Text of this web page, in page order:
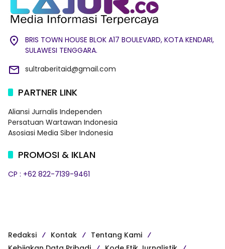
BRIS TOWN HOUSE BLOK A17 BOULEVARD, KOTA KENDARI,
SULAWESI TENGGARA.
sultraberitaid@gmail.com
PARTNER LINK
Aliansi Jurnalis Independen
Persatuan Wartawan Indonesia
Asosiasi Media Siber Indonesia
PROMOSI & IKLAN
CP : +62 822-7139-9461
Redaksi Kontak
Tentang Kami